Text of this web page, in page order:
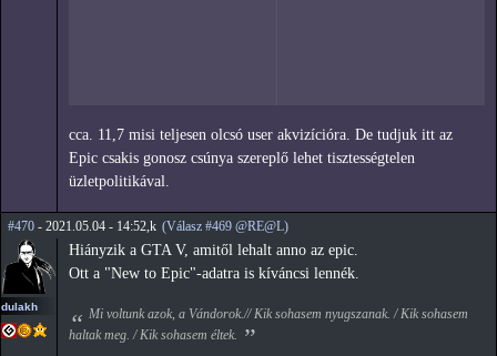
cca. 11,7 misi teljesen olcsó user akvizícióra. De tudjuk itt az
Epic csakis gonosz csúnya szereplő lehet tisztességtelen
üzletpolitikával.
#470 - 2021.05.04 - 14:52,k (Válasz #469 @RE@L)
dulakh
Hiányzik a GTA V, amitől lehalt anno az epic.
Ott a "New to Epic"-adatra is kíváncsi lennék.
Mi voltunk azok, a Vándorok.// Kik sohasem nyugszanak. / Kik sohasem
haltak meg. / Kik sohasem éltek.